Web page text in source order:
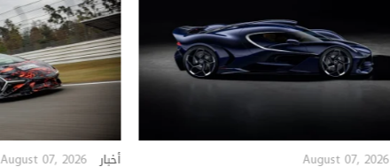
August 07, 2026 أخبار August 07, 2026